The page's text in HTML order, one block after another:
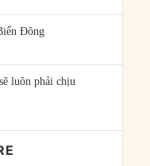
Đông
luôn phải chịu